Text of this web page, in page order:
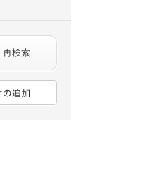
再検索